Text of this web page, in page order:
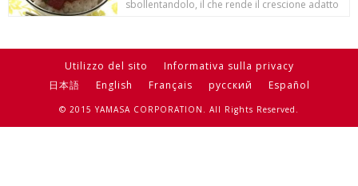
sbollentandolo, il che rende il crescione adatto
Utilizzo del sito
Informativa sulla privacy
日本語
English Français русский Español
© 2015 YAMASA CORPORATION. All Rights Reserved.